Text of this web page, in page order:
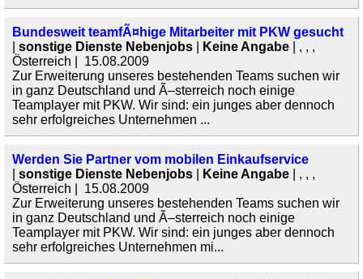
Bundesweit teamfÃ¤hige Mitarbeiter mit PKW gesucht
sonstige Dienste Nebenjobs Keine Angabe | , , ,
Österreich | 15.08.2009
Zur Erweiterung unseres bestehenden Teams suchen wir
in ganz Deutschland und Ã–sterreich noch einige
Teamplayer mit PKW. Wir sind: ein junges aber dennoch
sehr erfolgreiches Unternehmen ...
Werden Sie Partner vom mobilen Einkaufservice
sonstige Dienste Nebenjobs Keine Angabe | , , ,
Österreich | 15.08.2009
Zur Erweiterung unseres bestehenden Teams suchen wir
in ganz Deutschland und Ã–sterreich noch einige
Teamplayer mit PKW. Wir sind: ein junges aber dennoch
sehr erfolgreiches Unternehmen mi...